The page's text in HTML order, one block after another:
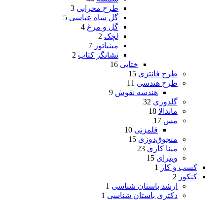
طرح محرابی 3
گل شاه عباسی 5
گل و مرغ 4
لچک 2
مینیاتور 7
نشانگر کتاب 2
ختایی 16
طرح فانتزی 15
طرح هندسی 11
هندسه نقوش 9
گلدوزی 32
ماندالا 18
مس 17
قلمزنی 10
منجوق‌دوزی 15
مینا کاری 23
ویترای 15
کسب و کار
1
کنکور 2
ارشد باستان شناسی 1
دکتری باستان شناسی 1